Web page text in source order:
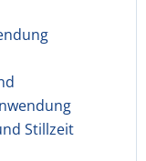
Stillzeit